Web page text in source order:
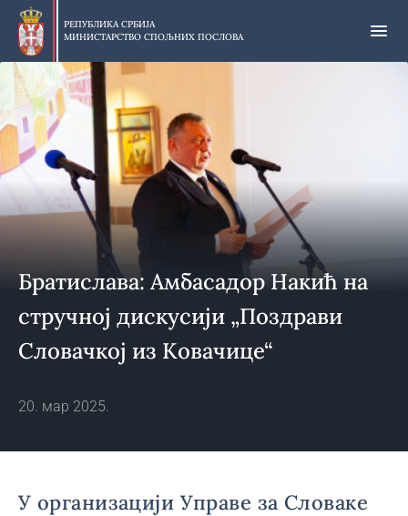
Прескочи
главни
део
садржаја
РЕПУБЛИКА СРБИЈА
МИНИСТАРСТВО СПОЉНИХ ПОСЛОВА
Братислава: Амбасадор Накић на
стручној дискусији „Поздрави
Словачкој из Ковачице“
20. мар 2025.
У организацији Управе за Словаке